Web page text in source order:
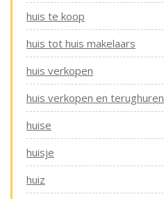
huis te koop
huis tot huis makelaars
huis verkopen
huis verkopen en terughuren
huise
huisje
huiz